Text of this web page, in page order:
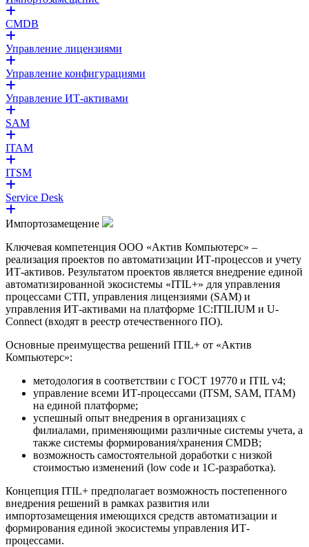
CMDB
Управление лицензиями
Управление конфигурациями
Управление ИТ-активами
SAM
ITAM
ITSM
Service Desk
Импортозамещение
Ключевая компетенция ООО «Актив Компьютерс» –
реализация проектов по автоматизации ИТ-процессов и учету
ИТ-активов. Результатом проектов является внедрение единой
автоматизированной экосистемы «ITIL+» для управления
процессами СТП, управления лицензиями (SAM) и
управления ИТ-активами на платформе 1С:ITILIUM и U-
Connect (входят в реестр отечественного ПО).
Основные преимущества решений ITIL+ от «Актив
Компьютерс»:
методология в соответствии с ГОСТ 19770 и ITIL v4;
управление всеми ИТ-процессами (ITSM, SAM, ITAM)
на единой платформе;
успешный опыт внедрения в организациях с
филиалами, применяющими различные системы учета, а
также системы формирования/хранения CMDB;
возможность самостоятельной доработки с низкой
стоимостью изменений (low code и 1С-разработка).
Концепция ITIL+ предполагает возможность постепенного
внедрения решений в рамках развития или
импортозамещения имеющихся средств автоматизации и
формирования единой экосистемы управления ИТ-
процессами.